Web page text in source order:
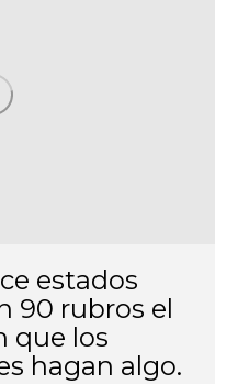
estados
90 rubros el
que los
hagan algo.